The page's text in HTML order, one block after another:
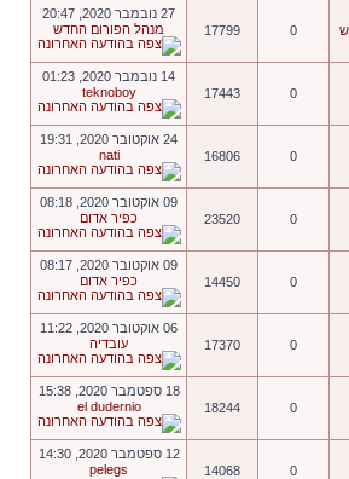
0
17799
27 נובמבר 2020, 20:47
מנהל הפורום החדש
0
17443
14 נובמבר 2020, 01:23
teknoboy
0
16806
24 אוקטובר 2020, 19:31
nati
0
23520
09 אוקטובר 2020, 08:18
כפיר אדום
0
14450
09 אוקטובר 2020, 08:17
כפיר אדום
0
17370
06 אוקטובר 2020, 11:22
עובדיה
0
18244
18 ספטמבר 2020, 15:38
el dudernio
0
14068
12 ספטמבר 2020, 14:30
pelegs